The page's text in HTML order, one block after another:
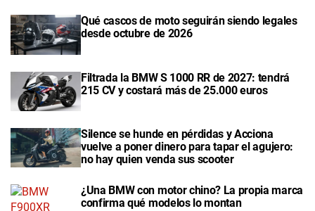
Qué cascos de moto seguirán siendo legales
desde octubre de 2026
Filtrada la BMW S 1000 RR de 2027: tendrá
215 CV y costará más de 25.000 euros
Silence se hunde en pérdidas y Acciona
vuelve a poner dinero para tapar el agujero:
no hay quien venda sus scooter
¿Una BMW con motor chino? La propia marca
confirma qué modelos lo montan